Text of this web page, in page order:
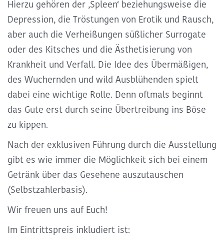
Hierzu gehören der ‚Spleen‘ beziehungsweise die
Depression, die Tröstungen von Erotik und Rausch,
aber auch die Verheißungen süßlicher Surrogate
oder des Kitsches und die Ästhetisierung von
Krankheit und Verfall. Die Idee des Übermäßigen,
des Wuchernden und wild Ausblühenden spielt
dabei eine wichtige Rolle. Denn oftmals beginnt
das Gute erst durch seine Übertreibung ins Böse
zu kippen.
Nach der exklusiven Führung durch die Ausstellung
gibt es wie immer die Möglichkeit sich bei einem
Getränk über das Gesehene auszutauschen
(Selbstzahlerbasis).
Wir freuen uns auf Euch!
Im Eintrittspreis inkludiert ist: